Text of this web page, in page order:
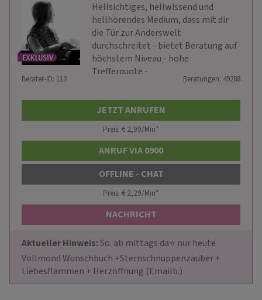
Hellsichtiges, hellwissend und
hellhörendes Medium, dass mit dir
die Tür zur Anderswelt
durchschreitet - bietet Beratung auf
höchstem Niveau - hohe
Trefferquote -
Berater-ID: 113 Beratungen: 49288
JETZT ANRUFEN
Preis: € 2,99/Min*
ANRUF VIA 0900
OFFLINE - CHAT
Preis: € 2,29/Min*
NACHRICHT
Aktueller Hinweis: So. ab mittags da⭐ nur heute
Vollmond Wunschbuch +Sternschnuppenzauber +
Liebesflammen + Herzöffnung (Emailb.)